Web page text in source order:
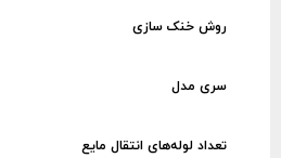
روش خنک سازی
سری مدل
تعداد لوله‌های انتقال مایع